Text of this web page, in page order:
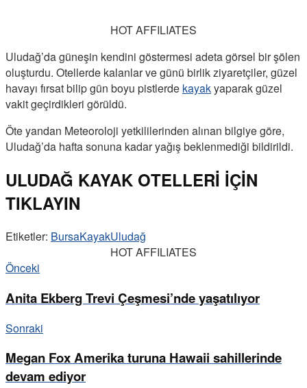
HOT AFFILIATES
Uludağ’da güneşin kendini göstermesi adeta görsel bir şölen
oluşturdu. Otellerde kalanlar ve günü birlik ziyaretçiler, güzel
havayı fırsat bilip gün boyu pistlerde kayakyaparak güzel
vakit geçirdikleri görüldü.
Öte yandan Meteoroloji yetkililerinden alınan bilgiye göre,
Uludağ’da hafta sonuna kadar yağış beklenmediği bildirildi.
ULUDAĞ KAYAK OTELLERİ İÇİN
TIKLAYIN
Etiketler: BursaKayakUludağ
HOT AFFILIATES
Önceki
Anita Ekberg Trevi Çeşmesi’nde yaşatılıyor
Sonraki
Megan Fox Amerika turuna Hawaii sahillerinde
devam ediyor